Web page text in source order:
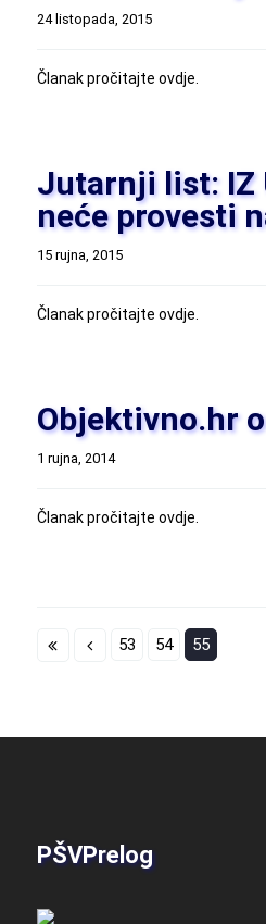
24 listopada, 2015
Članak pročitajte ovdje.
Jutarnji list: IZ
neće provesti
15 rujna, 2015
Članak pročitajte ovdje.
Objektivno.hr
1 rujna, 2014
Članak pročitajte ovdje.
53 54 55
PŠVPrelog